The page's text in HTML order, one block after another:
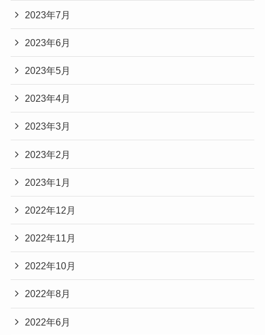
2023年7月
2023年6月
2023年5月
2023年4月
2023年3月
2023年2月
2023年1月
2022年12月
2022年11月
2022年10月
2022年8月
2022年6月